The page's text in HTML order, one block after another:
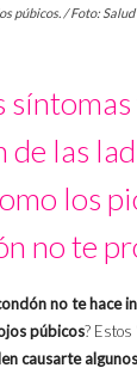
púbicos. / Foto:
de las
los
no te
no te hace
púbicos? Estos
causarte